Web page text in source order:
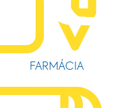
FARMÁCIA